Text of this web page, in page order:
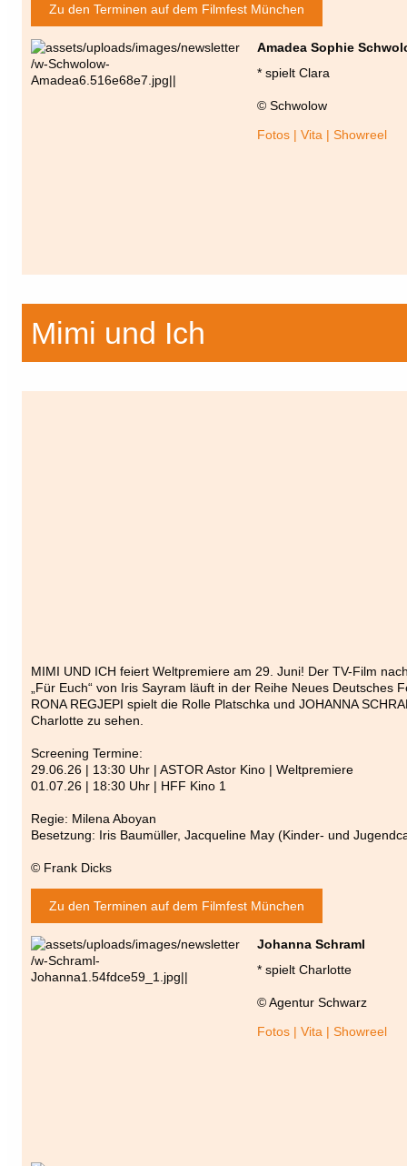
Zu den Terminen auf dem Filmfest München
Amadea Sophie
* spielt Clara
© Schwolow
Fotos | Vita | Showreel
Mimi und Ich
MIMI UND ICH feiert Weltpremiere am 29. Juni! Der TV-Film
„Für Euch“ von Iris Sayram läuft in der Reihe Neues Deutsches
RONA REGJEPI spielt die Rolle Platschka und JOHANNA
Charlotte zu sehen.
Screening Termine:
29.06.26 | 13:30 Uhr | ASTOR Astor Kino | Weltpremiere
01.07.26 | 18:30 Uhr | HFF Kino 1
Regie: Milena Aboyan
Besetzung: Iris Baumüller, Jacqueline May (Kinder- und
© Frank Dicks
Zu den Terminen auf dem Filmfest München
Johanna Schraml
* spielt Charlotte
© Agentur Schwarz
Fotos | Vita | Showreel